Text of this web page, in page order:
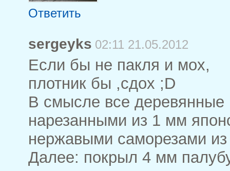
Ответить
sergeyks 02:11 21.05.2012
Если бы не пакля и мох,
плотник бы ,сдох ;D
В смысле все деревянные
нарезанными из 1 мм
нержавыми саморезами
Далее: покрыл 4 мм